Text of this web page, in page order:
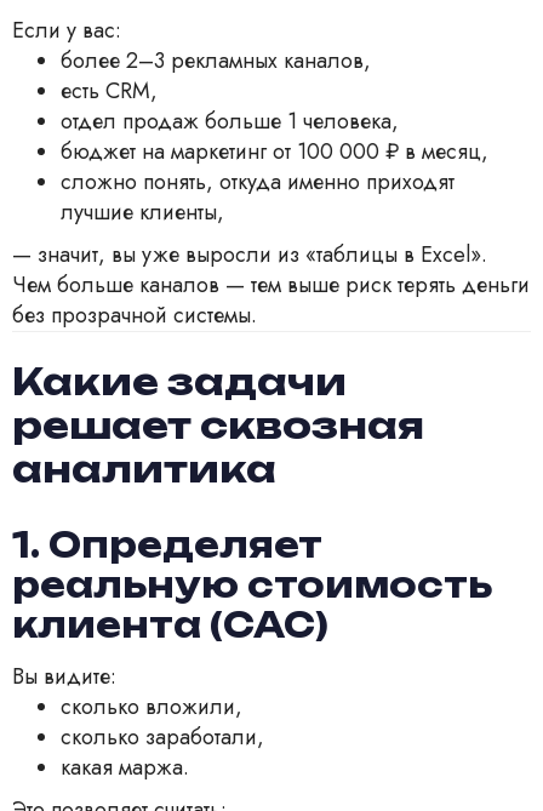
Если у вас:
более 2–3 рекламных каналов,
есть CRM,
отдел продаж больше 1 человека,
бюджет на маркетинг от 100 000 ₽ в месяц,
сложно понять, откуда именно приходят
лучшие клиенты,
— значит, вы уже выросли из «таблицы в Excel».
Чем больше каналов — тем выше риск терять деньги
без прозрачной системы.
Какие задачи
решает сквозная
аналитика
1. Определяет
реальную стоимость
клиента (CAC)
Вы видите:
сколько вложили,
сколько заработали,
какая маржа.